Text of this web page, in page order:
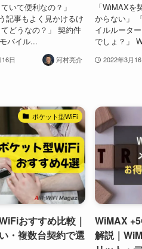
いて便利なの？」
記事もよく見かけるけ
どうなの？」 契約件
バイル...
日 河村亮介
「WiMAXを
からない」
イルルータ
でしょ？」
2022年3月16
ポケット型WiFi
おすすめ比較｜
・複数台契約で選
WiMAX
解説｜